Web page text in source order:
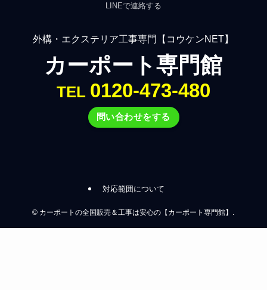
LINEで連絡する
外構・エクステリア工事専門【コウケンNET】
カーポート専門館
TEL 0120-473-480
問い合わせをする
対応範囲について
© カーポートの全国販売＆工事は安心の【カーポート専門館】.